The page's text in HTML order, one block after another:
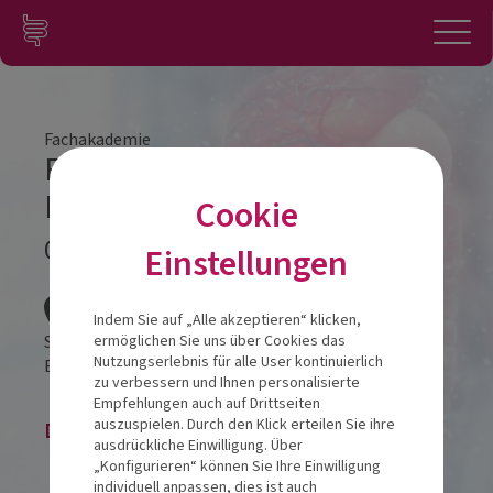
Zum Inhalt springen
Konto
Fachakademie
Fachakademie Modul 3
Nürnberg
07.02.2026
Sheraton Carlton Nürnberg
Eilgutstraße 1590443 Nürnberg
Die Veranstaltung ist beendet.
Cookie
Einstellungen
Indem Sie auf „Alle akzeptieren“ klicken,
ermöglichen Sie uns über Cookies das
Nutzungserlebnis für alle User kontinuierlich
zu verbessern und Ihnen personalisierte
Empfehlungen auch auf Drittseiten
auszuspielen. Durch den Klick erteilen Sie ihre
ausdrückliche Einwilligung. Über
„Konfigurieren“ können Sie Ihre Einwilligung
individuell anpassen, dies ist auch